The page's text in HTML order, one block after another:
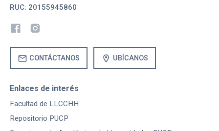
RUC: 20155945860
mail CONTÁCTANOS location_on UBÍCANOS
Enlaces de interés
Facultad de LLCCHH
Repositorio PUCP